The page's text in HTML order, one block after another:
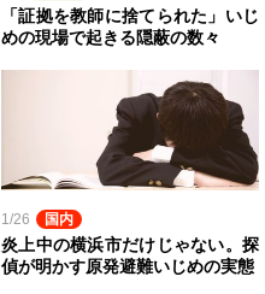
「証拠を教師に捨てられた」いじ
めの現場で起きる隠蔽の数々
1/26 国内
炎上中の横浜市だけじゃない。探
偵が明かす原発避難いじめの実態